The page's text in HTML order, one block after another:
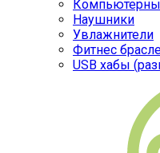
Наушники
Увлажнители
Фитнес
USB хабы